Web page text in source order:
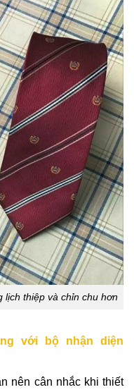
lịch thiệp và chỉn chu hơn
với bộ nhận diện
nên cân nhắc khi thiết